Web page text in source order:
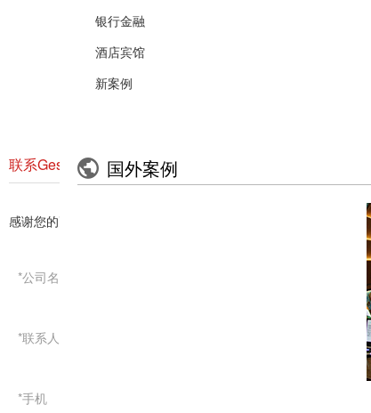
会议音箱
银行金融
酒店宾馆
新案例
国外案例
联系Gestton捷思通
感谢您的耐心配合，我们会尽快与您联系！
*公司名称
*联系人
*手机